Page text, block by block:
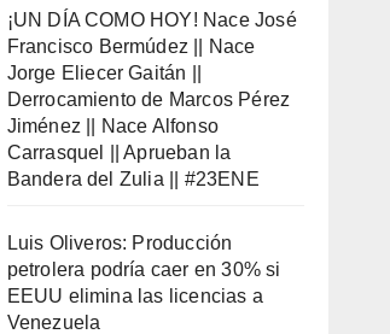
¡UN DÍA COMO HOY! Nace José
Francisco Bermúdez || Nace
Jorge Eliecer Gaitán ||
Derrocamiento de Marcos Pérez
Jiménez || Nace Alfonso
Carrasquel || Aprueban la
Bandera del Zulia || #23ENE
Luis Oliveros: Producción
petrolera podría caer en 30% si
EEUU elimina las licencias a
Venezuela